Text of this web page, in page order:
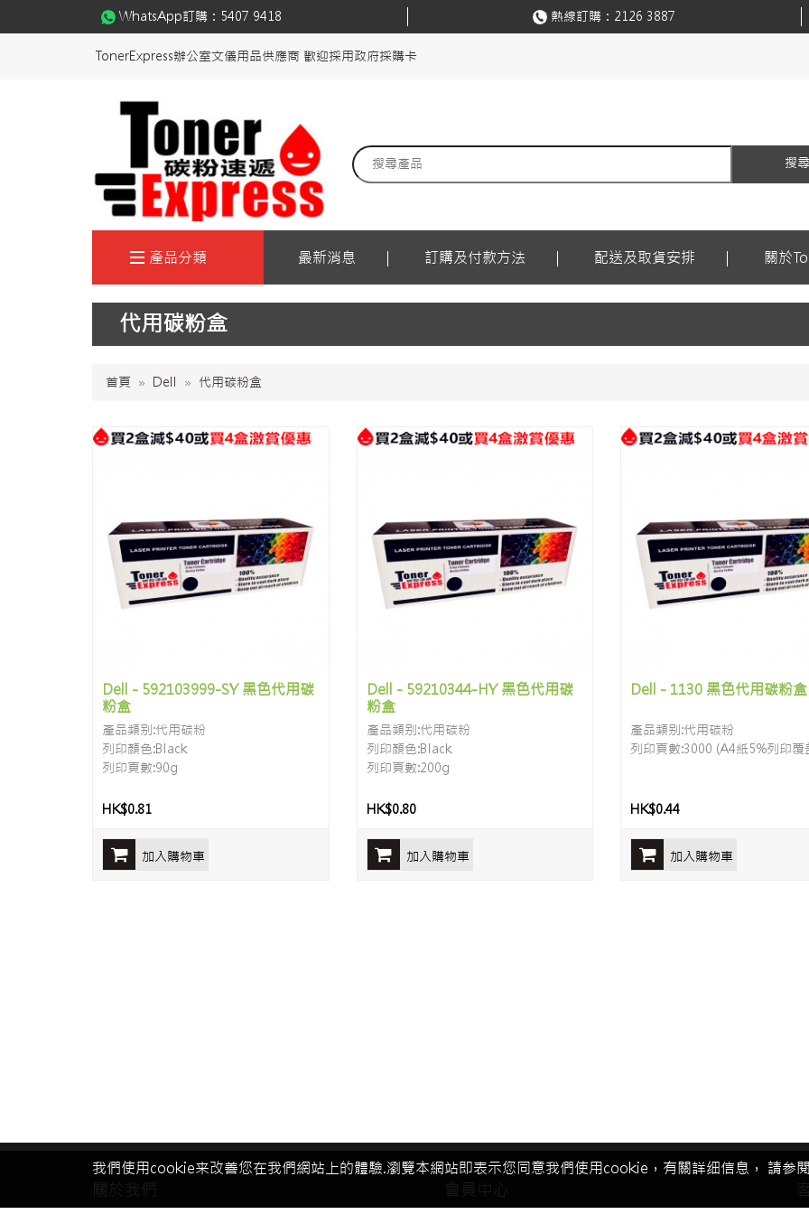
WhatsApp訂購： 5407 9418 熱線訂購： 2126 3887
TonerExpress辦公室文儀用品供應商 歡迎採用政府採購卡
搜尋
產品分類 最新消息 訂購及付款方法 配送及取貨安排 關於
代用碳粉盒
首頁 Dell 代用碳粉盒
Dell - 592103999-SY 黑色代用碳
粉盒
產品類别:代用碳粉
列印顏色:Black
列印頁數:90g
HK$0.81
加入購物車
Dell - 59210344-HY 黑色代用碳
粉盒
產品類别:代用碳粉
列印顏色:Black
列印頁數:200g
HK$0.80
加入購物車
Dell - 1130 黑色代用碳粉盒
產品類别:代用碳粉
列印頁數:3000 (A4紙5%列印覆
HK$0.44
加入購物車
我們使用cookie来改善您在我們網站上的體驗.瀏覽本網站即表示您同意我們使用cookie，有關詳细信息， 請参